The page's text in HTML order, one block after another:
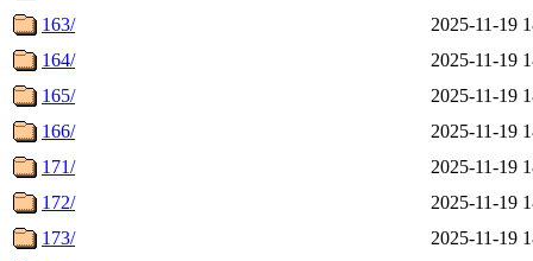
163/
2025-11-19
164/
2025-11-19
165/
2025-11-19
166/
2025-11-19
171/
2025-11-19
172/
2025-11-19
173/
2025-11-19